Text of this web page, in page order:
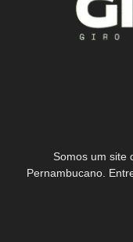
Somos um site
Pernambucano.